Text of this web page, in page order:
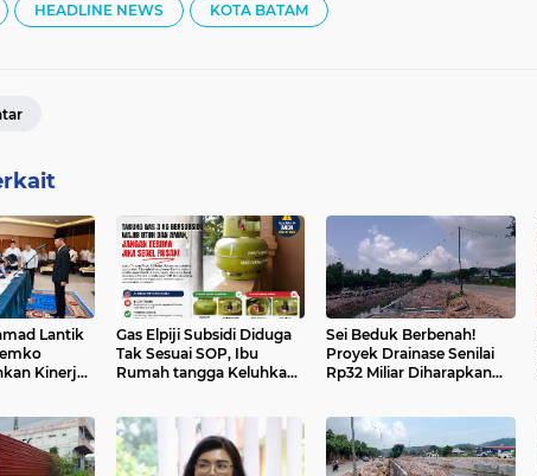
HEADLINE NEWS KOTA BATAM
Lantik
Kinerja,
Gas Elpiji Subsidi Diduga
Tak Sesuai SOP, Ibu
Rumah tangga Keluhkan
Sei Beduk Berbenah!
Proyek Drainase Senilai
Rp32 Miliar Diharapkan